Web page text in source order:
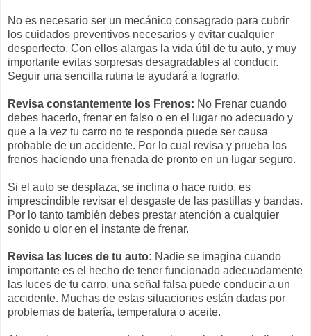
No es necesario ser un mecánico consagrado para cubrir
los cuidados preventivos necesarios y evitar cualquier
desperfecto. Con ellos alargas la vida útil de tu auto, y muy
importante evitas sorpresas desagradables al conducir.
Seguir una sencilla rutina te ayudará a lograrlo.
Revisa constantemente los Frenos: No Frenar cuando
debes hacerlo, frenar en falso o en el lugar no adecuado y
que a la vez tu carro no te responda puede ser causa
probable de un accidente. Por lo cual revisa y prueba los
frenos haciendo una frenada de pronto en un lugar seguro.
Si el auto se desplaza, se inclina o hace ruido, es
imprescindible revisar el desgaste de las pastillas y bandas.
Por lo tanto también debes prestar atención a cualquier
sonido u olor en el instante de frenar.
Revisa las luces de tu auto: Nadie se imagina cuando
importante es el hecho de tener funcionado adecuadamente
las luces de tu carro, una señal falsa puede conducir a un
accidente. Muchas de estas situaciones están dadas por
problemas de batería, temperatura o aceite.